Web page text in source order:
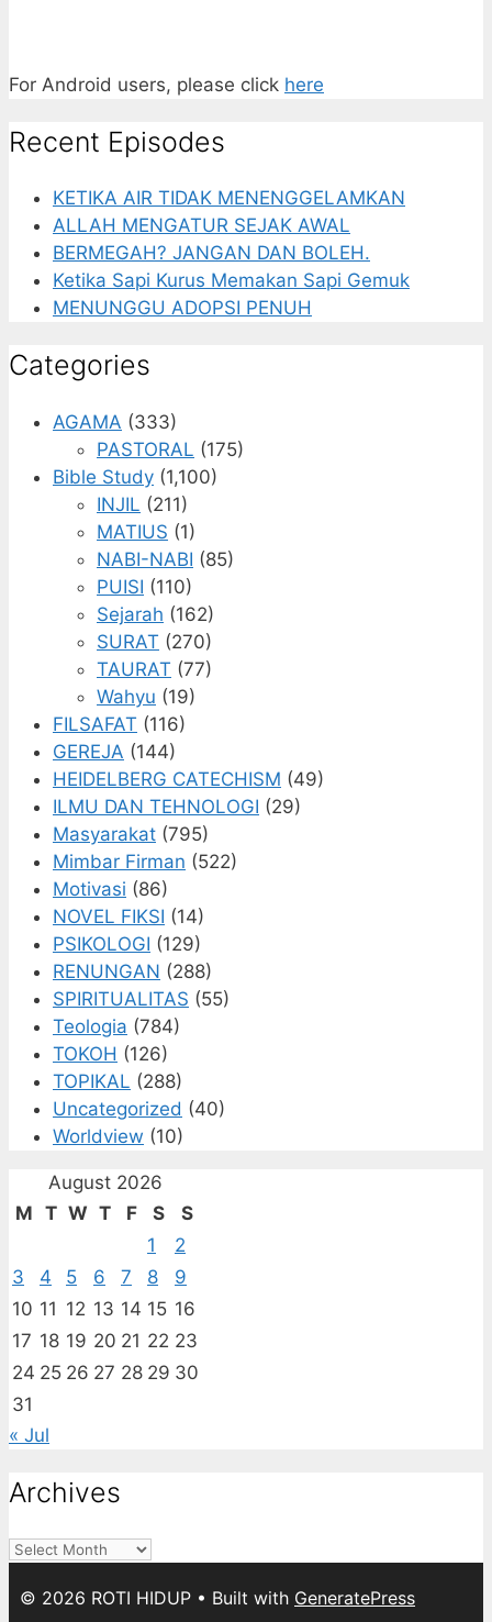
For Android users, please click here
Recent Episodes
KETIKA AIR TIDAK MENENGGELAMKAN
ALLAH MENGATUR SEJAK AWAL
BERMEGAH? JANGAN DAN BOLEH.
Ketika Sapi Kurus Memakan Sapi Gemuk
MENUNGGU ADOPSI PENUH
Categories
AGAMA (333)
PASTORAL (175)
Bible Study (1,100)
INJIL (211)
MATIUS (1)
NABI-NABI (85)
PUISI (110)
Sejarah (162)
SURAT (270)
TAURAT (77)
Wahyu (19)
FILSAFAT (116)
GEREJA (144)
HEIDELBERG CATECHISM (49)
ILMU DAN TEHNOLOGI (29)
Masyarakat (795)
Mimbar Firman (522)
Motivasi (86)
NOVEL FIKSI (14)
PSIKOLOGI (129)
RENUNGAN (288)
SPIRITUALITAS (55)
Teologia (784)
TOKOH (126)
TOPIKAL (288)
Uncategorized (40)
Worldview (10)
August 2026
M T W T F S
S
1
2
3
4 5 6 7 8
9
10 11 12 13 14 15 16
17 18 19 20 21 22 23
24 25 26 27 28 29 30
31
« Jul
Archives
Archives
© 2026 ROTI HIDUP • Built with GeneratePress